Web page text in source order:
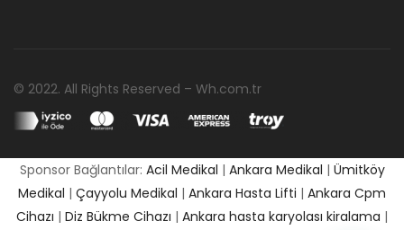
© 2022. All Rights Reserved – Wh.com.tr
Sponsor Bağlantılar: Acil Medikal | Ankara Medikal | Ümitköy
Medikal | Çayyolu Medikal | Ankara Hasta Lifti | Ankara Cpm
Cihazı | Diz Bükme Cihazı | Ankara hasta karyolası kiralama |